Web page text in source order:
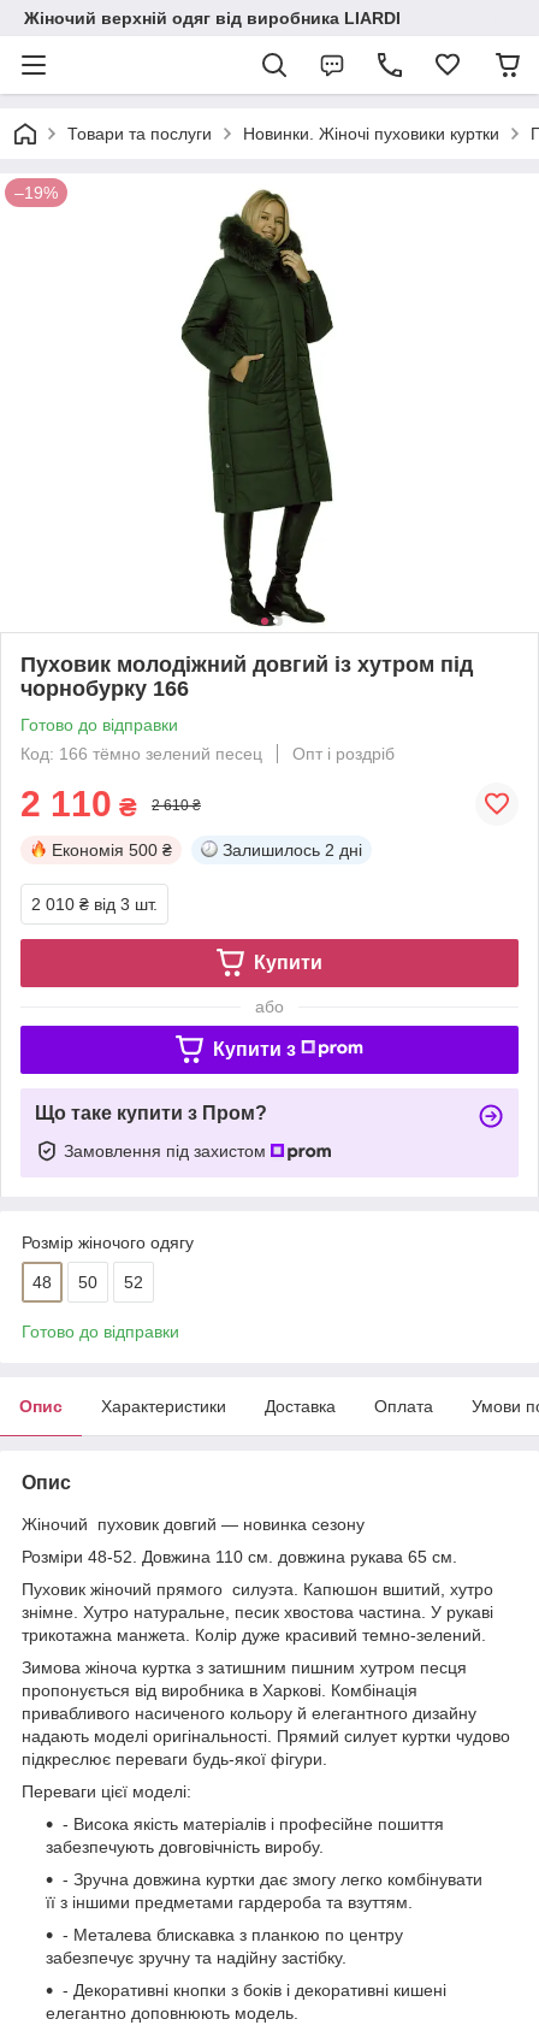
Жіночий верхній одяг від виробника LIARDI
Товари та послуги Новинки. Жіночі пуховики куртки
–19%
Пуховик молодіжний довгий із хутром під
чорнобурку 166
Готово до відправки
Код: 166 тёмно зелений песец
Опт і роздріб
2 110 ₴ 2 610 ₴
Економія 500 ₴ Залишилось 2 дні
2 010 ₴ від 3 шт.
Купити
або
Купити з
Що таке купити з Пром?
Замовлення під захистом
Розмір жіночого одягу
48 50 52
Готово до відправки
Опис Характеристики Доставка Оплата Умови
Опис
Жіночий пуховик довгий — новинка сезону
Розміри 48-52. Довжина 110 см. довжина рукава 65 см.
Пуховик жіночий прямого силуэта. Капюшон вшитий, хутро
знімне. Хутро натуральне, песик хвостова частина. У рукаві
трикотажна манжета. Колір дуже красивий темно-зелений.
Зимова жіноча куртка з затишним пишним хутром песця
пропонується від виробника в Харкові. Комбінація
привабливого насиченого кольору й елегантного дизайну
надають моделі оригінальності. Прямий силует куртки чудово
підкреслює переваги будь-якої фігури.
Переваги цієї моделі:
- Висока якість матеріалів і професійне пошиття
забезпечують довговічність виробу.
- Зручна довжина куртки дає змогу легко комбінувати
її з іншими предметами гардероба та взуттям.
- Металева блискавка з планкою по центру
забезпечує зручну та надійну застібку.
- Декоративні кнопки з боків і декоративні кишені
елегантно доповнюють модель.